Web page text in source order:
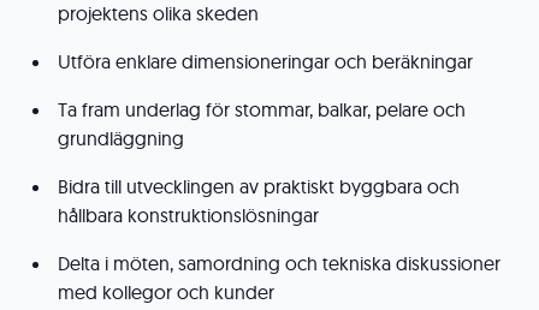
projektens olika skeden
Utföra enklare dimensioneringar och beräkningar
Ta fram underlag för stommar, balkar, pelare och
grundläggning
Bidra till utvecklingen av praktiskt byggbara och
hållbara konstruktionslösningar
Delta i möten, samordning och tekniska diskussioner
med kollegor och kunder